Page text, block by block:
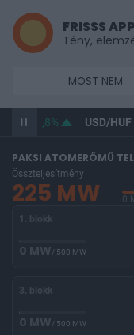
FRISSS
Tény,
MOST NEM
0,8% USD/HUF
PAKSI ATOMERŐMŰ
Összteljesítmény
225 MW 0
1. blokk
0 MW/ 500 MW
3. blokk
0 MW/ 500 MW